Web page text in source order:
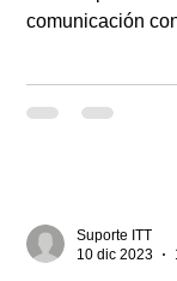
comunicación
Suporte ITT
10 dic 2023